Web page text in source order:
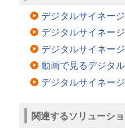
デジタルサイネー
デジタルサイネー
デジタルサイネー
動画で見るデジタ
デジタルサイネー
関連するソリューシ